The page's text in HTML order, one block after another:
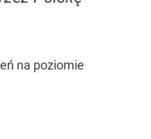
na poziomie